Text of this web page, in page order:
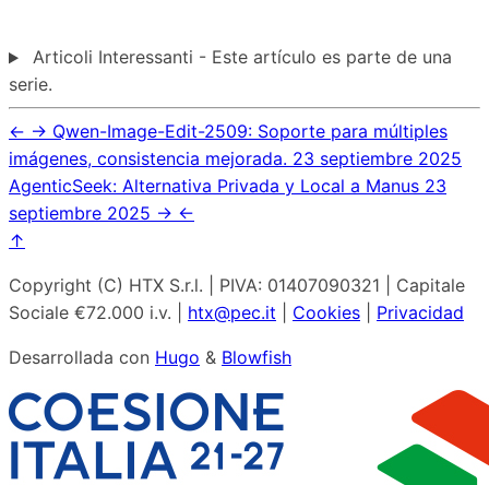
Articoli Interessanti - Este artículo es parte de una
serie.
← → Qwen-Image-Edit-2509: Soporte para múltiples
imágenes, consistencia mejorada. 23 septiembre 2025
AgenticSeek: Alternativa Privada y Local a Manus 23
septiembre 2025 → ←
↑
Copyright (C) HTX S.r.l. | PIVA: 01407090321 | Capitale
Sociale €72.000 i.v. | htx@pec.it Cookies Privacidad
Desarrollada con Hugo & Blowfish